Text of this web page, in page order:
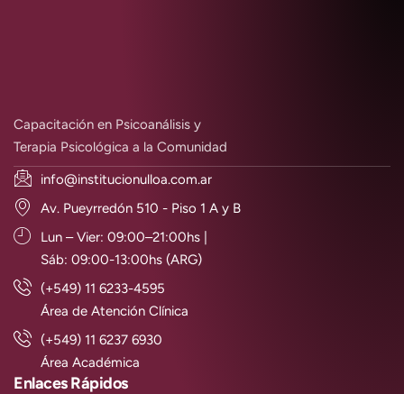
Capacitación en Psicoanálisis y
Terapia Psicológica a la Comunidad
info@institucionulloa.com.ar
Av. Pueyrredón 510 - Piso 1 A y B
Lun – Vier: 09:00–21:00hs |
Sáb: 09:00-13:00hs (ARG)
(+549) 11 6233-4595
Área de Atención Clínica
(+549) 11 6237 6930
Área Académica
Enlaces Rápidos